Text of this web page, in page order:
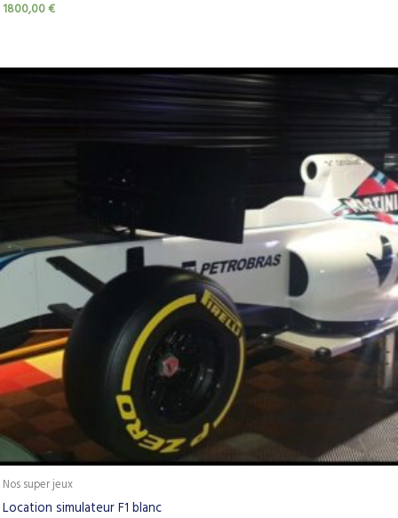
1800,00€
Nos super jeux
Location simulateur F1 blanc